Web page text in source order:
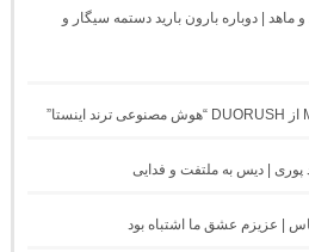
و ماهد | دوباره بارون بارید دستمه سیگار و
پوری | دیس به ملتفت و فدایی
| عزیزم عشق ما اشتباه بود